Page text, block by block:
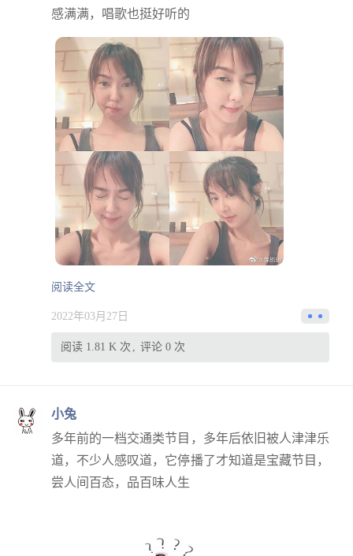
感满满，唱歌也挺好听的
阅读全文
2022年03月27日
阅读 1.81 K 次 评论 0 次
小兔
多年前的一档交通类节目，多年后依旧被人津津乐
道，不少人感叹道，它停播了才知道是宝藏节目，
尝人间百态，品百味人生